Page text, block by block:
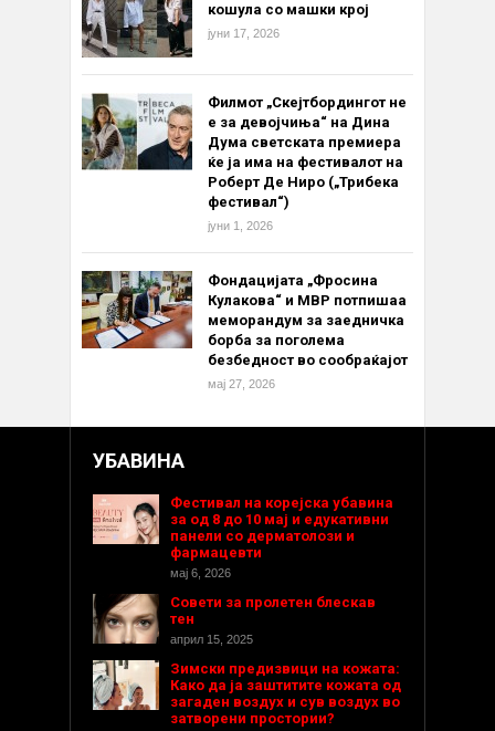
кошула со машки крој
јуни 17, 2026
Филмот „Скејтбордингот не
е за девојчиња“ на Дина
Дума светската премиера
ќе ја има на фестивалот на
Роберт Де Ниро („Трибека
фестивал“)
јуни 1, 2026
Фондацијата „Фросина
Кулакова“ и МВР потпишаа
меморандум за заедничка
борба за поголема
безбедност во сообраќајот
мај 27, 2026
УБАВИНА
Фестивал на корејска убавина
за од 8 до 10 мај и едукативни
панели со дерматолози и
фармацевти
мај 6, 2026
Совети за пролетен блескав
тен
април 15, 2025
Зимски предизвици на кожата:
Како да ја заштитите кожата од
загаден воздух и сув воздух во
затворени простории?